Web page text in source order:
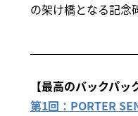
の架け橋となる記念
【最高のバックパッ
第1回：PORTER